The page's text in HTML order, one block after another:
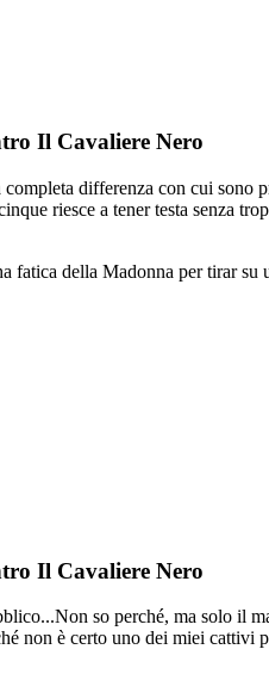
Il Cavaliere Nero
differenza con cui sono
riesce a tener testa senza
fatica della Madonna per tirar
Il Cavaliere Nero
so perché, ma solo il
non è certo uno dei miei cattivi